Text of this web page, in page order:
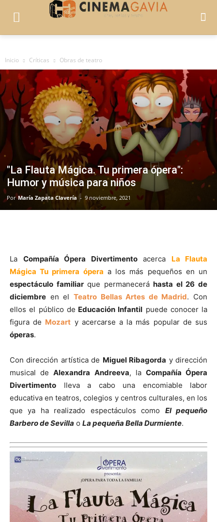
Inicio Críticas Obras de teatro
"La Flauta Mágica. Tu primera ópera":
Humor y música para niños
Por María Zapata Clavería - 9 noviembre, 2021
La Compañía Ópera Divertimentoacerca La Flauta
Mágica Tu primera ópera a los más pequeños en un
espectáculo familiarque permaneceráhasta el 26 de
diciembre en el Teatro Bellas Artes de Madrid. Con
ellos el público de Educación Infantil puede conocer la
figura de Mozart y acercarse a la más popular de sus
óperas.
Con dirección artística de Miguel Ribagorda y dirección
musical deAlexandra Andreeva, la Compañía Ópera
Divertimento lleva a cabo una encomiable labor
educativa en teatros, colegios y centros culturales, en los
que ya ha realizado espectáculos como El pequeño
Barbero de Sevilla o La pequeña Bella Durmiente.